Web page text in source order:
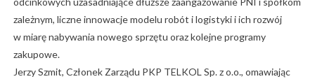
zależnym, liczne innowacje modelu robót i logistyki i ich rozwój
w miarę nabywania nowego sprzętu oraz kolejne programy
zakupowe.
Jerzy Szmit, Członek Zarządu PKP TELKOL Sp. z o.o., omawiając